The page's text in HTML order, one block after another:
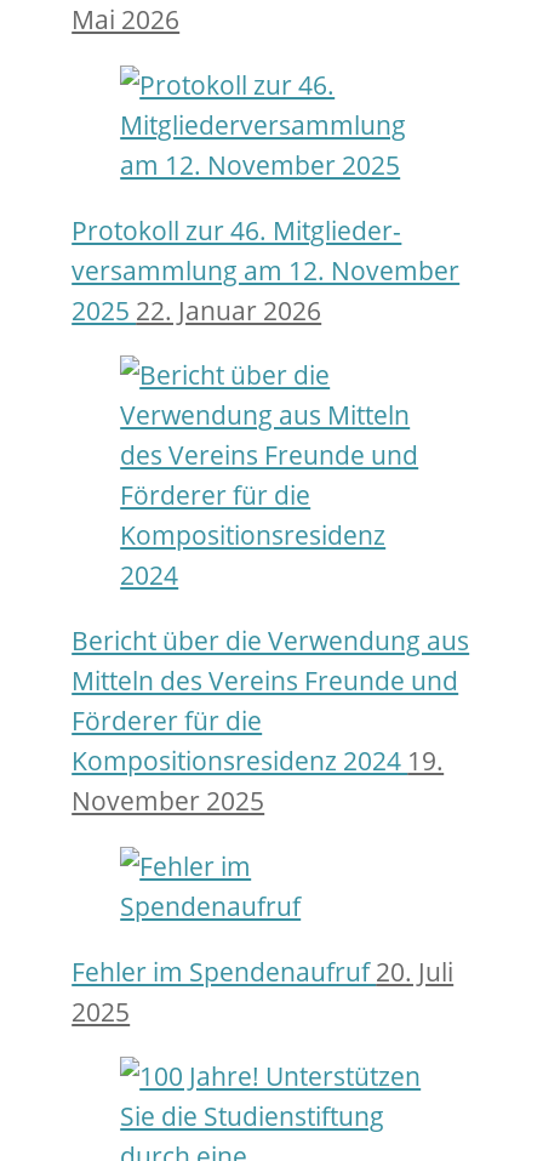
Mai 2026
Protokoll zur 46. Mitglieder­
versamm­lung am 12. November
2025 22. Januar 2026
Bericht über die Verwendung aus
Mitteln des Vereins Freunde und
Förderer für die
Kompositionsresidenz 2024 19.
November 2025
Fehler im Spendenaufruf20. Juli
2025